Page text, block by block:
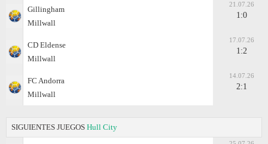
Gillingham
Millwall
21.07.26
1:0
CD Eldense
Millwall
17.07.26
1:2
FC Andorra
Millwall
14.07.26
2:1
SIGUIENTES JUEGOS Hull City